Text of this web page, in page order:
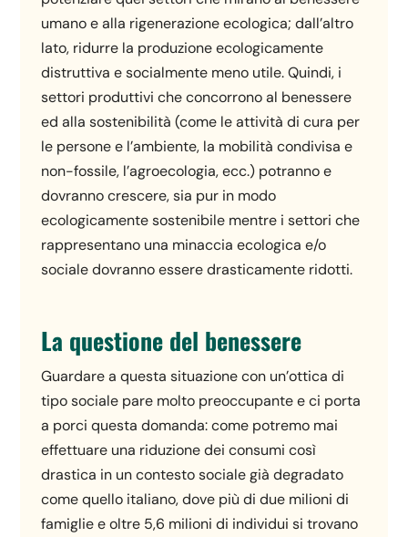
umano e alla rigenerazione ecologica; dall’altro
lato, ridurre la produzione ecologicamente
distruttiva e socialmente meno utile. Quindi, i
settori produttivi che concorrono al benessere
ed alla sostenibilità (come le attività di cura per
le persone e l’ambiente, la mobilità condivisa e
non-fossile, l’agroecologia, ecc.) potranno e
dovranno crescere, sia pur in modo
ecologicamente sostenibile mentre i settori che
rappresentano una minaccia ecologica e/o
sociale dovranno essere drasticamente ridotti.
La questione del benessere
Guardare a questa situazione con un’ottica di
tipo sociale pare molto preoccupante e ci porta
a porci questa domanda: come potremo mai
effettuare una riduzione dei consumi così
drastica in un contesto sociale già degradato
come quello italiano, dove più di due milioni di
famiglie e oltre 5,6 milioni di individui si trovano